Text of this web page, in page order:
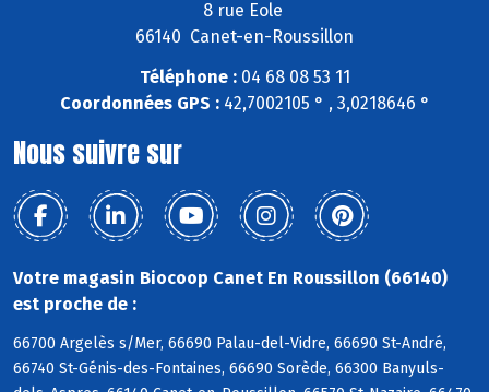
8 rue Eole
66140 Canet-en-Roussillon
Téléphone :04 68 08 53 11
Coordonnées GPS :42,7002105 ° , 3,0218646 °
Nous suivre sur
Votre magasin Biocoop Canet En Roussillon (66140)
est proche de :
66700 Argelès s/Mer, 66690 Palau-del-Vidre, 66690 St-André,
66740 St-Génis-des-Fontaines, 66690 Sorède, 66300 Banyuls-